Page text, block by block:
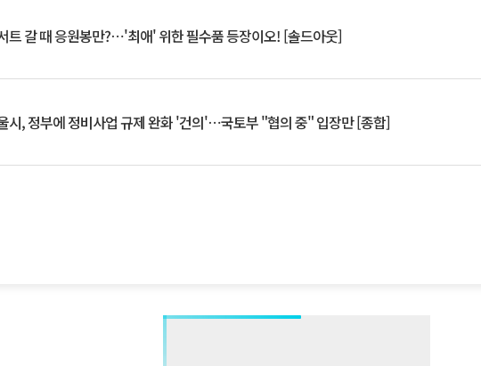
트 갈 때 응원봉만?⋯'최애' 위한 필수품 등장이오! [솔드아웃]
시, 정부에 정비사업 규제 완화 '건의'⋯국토부 "협의 중" 입장만 [종합]